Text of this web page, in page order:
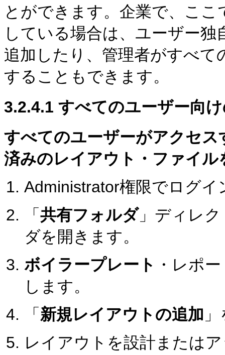
とができます。企業で、こ
している場合は、ユーザー
追加したり、管理者がすべ
することもできます。
3.2.4.1 すべてのユーザー向
すべてのユーザーがアクセ
済みのレイアウト・ファイル
Administrator権限でログ
「 共有フォルダ」ディレ
ダを開きます。
ボイラープレート ・レポ
します。
「 新規レイアウトの追加
レイアウトを設計または